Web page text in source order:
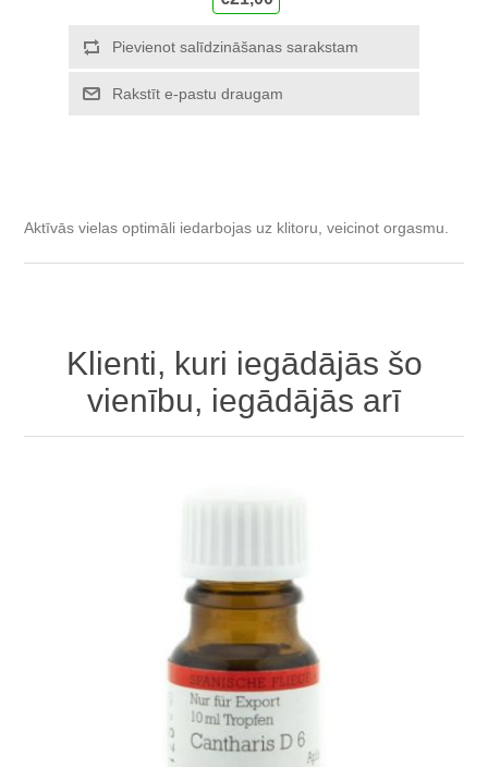
Pievienot salīdzināšanas sarakstam
Rakstīt e-pastu draugam
Aktīvās vielas optimāli iedarbojas uz klitoru, veicinot orgasmu.
Klienti, kuri iegādājās šo
vienību, iegādājās arī